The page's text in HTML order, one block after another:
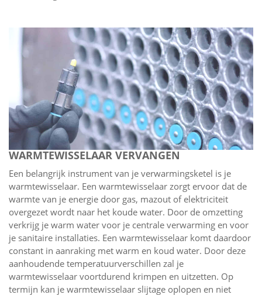
WARMTEWISSELAAR VERVANGEN
Een belangrijk instrument van je verwarmingsketel is je
warmtewisselaar. Een warmtewisselaar zorgt ervoor dat de
warmte van je energie door gas, mazout of elektriciteit
overgezet wordt naar het koude water. Door de omzetting
verkrijg je warm water voor je centrale verwarming en voor
je sanitaire installaties. Een warmtewisselaar komt daardoor
constant in aanraking met warm en koud water. Door deze
aanhoudende temperatuurverschillen zal je
warmtewisselaar voortdurend krimpen en uitzetten. Op
termijn kan je warmtewisselaar slijtage oplopen en niet